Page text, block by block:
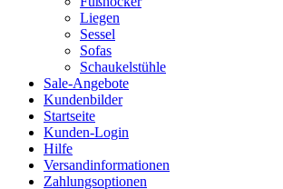
Liegen
Sessel
Sofas
Schaukelstühle
Sale-Angebote
Kundenbilder
Startseite
Kunden-Login
Hilfe
Versandinformationen
Zahlungsoptionen